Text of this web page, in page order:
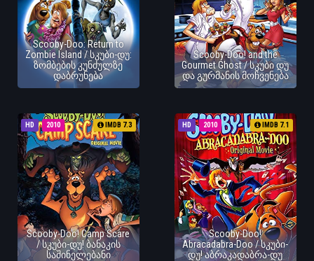
Scooby-Doo: Return to
Zombie Island / სკუბი-დუ:
ზომბების კუნძულზე
დაბრუნება
Scooby-Doo! and the
Gourmet Ghost / სკუბი დუ
და გურმანის მოჩვენება
HD 2010 IMDB 7.3
Scooby-Doo! Camp Scare
/ სკუბი-დუ! ბანაკის
საშინელებანი
HD 2010 IMDB 7.1
Scooby-Doo!
Abracadabra-Doo / სკუბი-
დუ! აბრაკადაბრა-დუ